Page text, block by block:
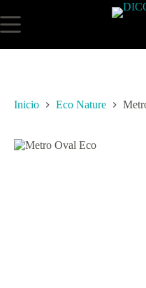
Inicio Eco Nature